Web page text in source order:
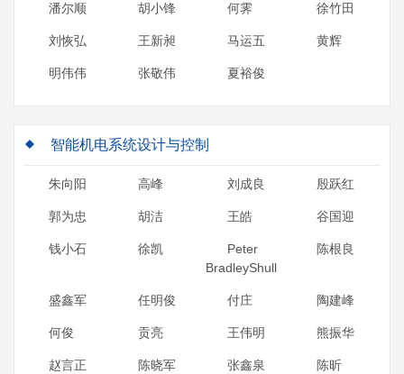
潘尔顺 胡小锋 何霁 徐竹田
刘恢弘 王新昶 马运五 黄辉
明伟伟 张敬伟 夏裕俊
智能机电系统设计与控制
朱向阳 高峰 刘成良 殷跃红
郭为忠 胡洁 王皓 谷国迎
钱小石 徐凯
Peter
BradleyShull
陈根良
盛鑫军 任明俊 付庄 陶建峰
何俊 贡亮 王伟明 熊振华
赵言正 陈晓军 张鑫泉 陈昕